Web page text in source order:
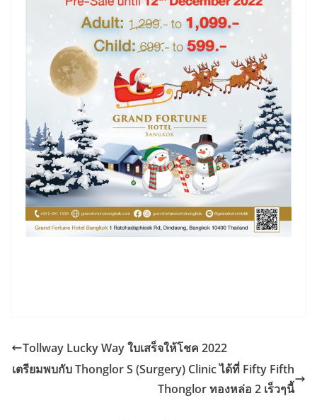
Tollway Lucky Way ใบเสร็จให้โชค 2022
เตรียมพบกับ Thonglor S (Surgery) Clinic ได้ที่ Fifty Fifth
Thonglor ทองหล่อ 2 เร็วๆนี้